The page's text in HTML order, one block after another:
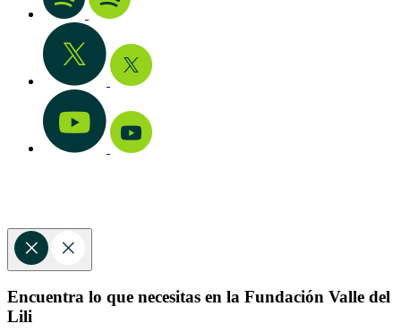
Encuentra lo que necesitas en la Fundación Valle del
Lili